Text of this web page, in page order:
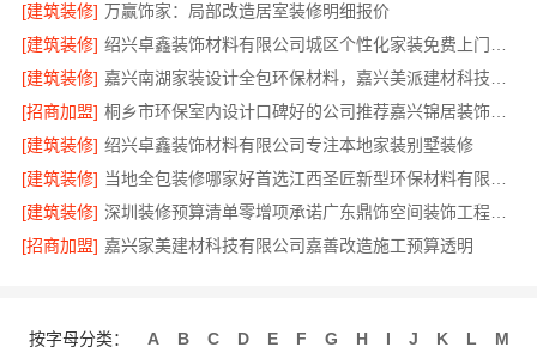
[建筑装修] 万赢饰家：局部改造居室装修明细报价
[建筑装修]
[建筑装修]
[招商加盟]
桐乡市环保室内设计口碑好的公司推荐嘉兴锦居装饰材料有限公司
[建筑装修] 绍兴卓鑫装饰材料有限公司专注本地家装别墅装修
[建筑装修]
[建筑装修]
深圳装修预算清单零增项承诺广东鼎饰空间装饰工程有限公司
[招商加盟] 嘉兴家美建材科技有限公司嘉善改造施工预算透明
按字母分类： A B C D E F G H I J K L
M